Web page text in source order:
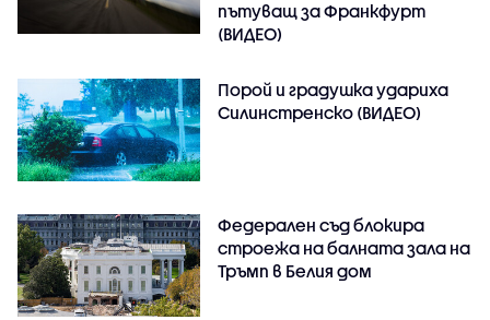
пътуващ за Франкфурт
(ВИДЕО)
Порой и градушка удариха
Силинстренско (ВИДЕО)
Федерален съд блокира
строежа на балната зала на
Тръмп в Белия дом